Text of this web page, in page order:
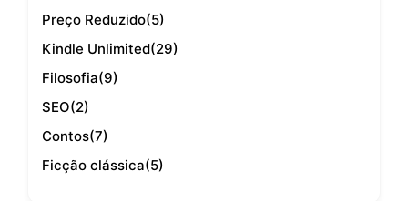
Preço Reduzido(5)
Kindle Unlimited(29)
Filosofia(9)
SEO(2)
Contos(7)
Ficção clássica(5)